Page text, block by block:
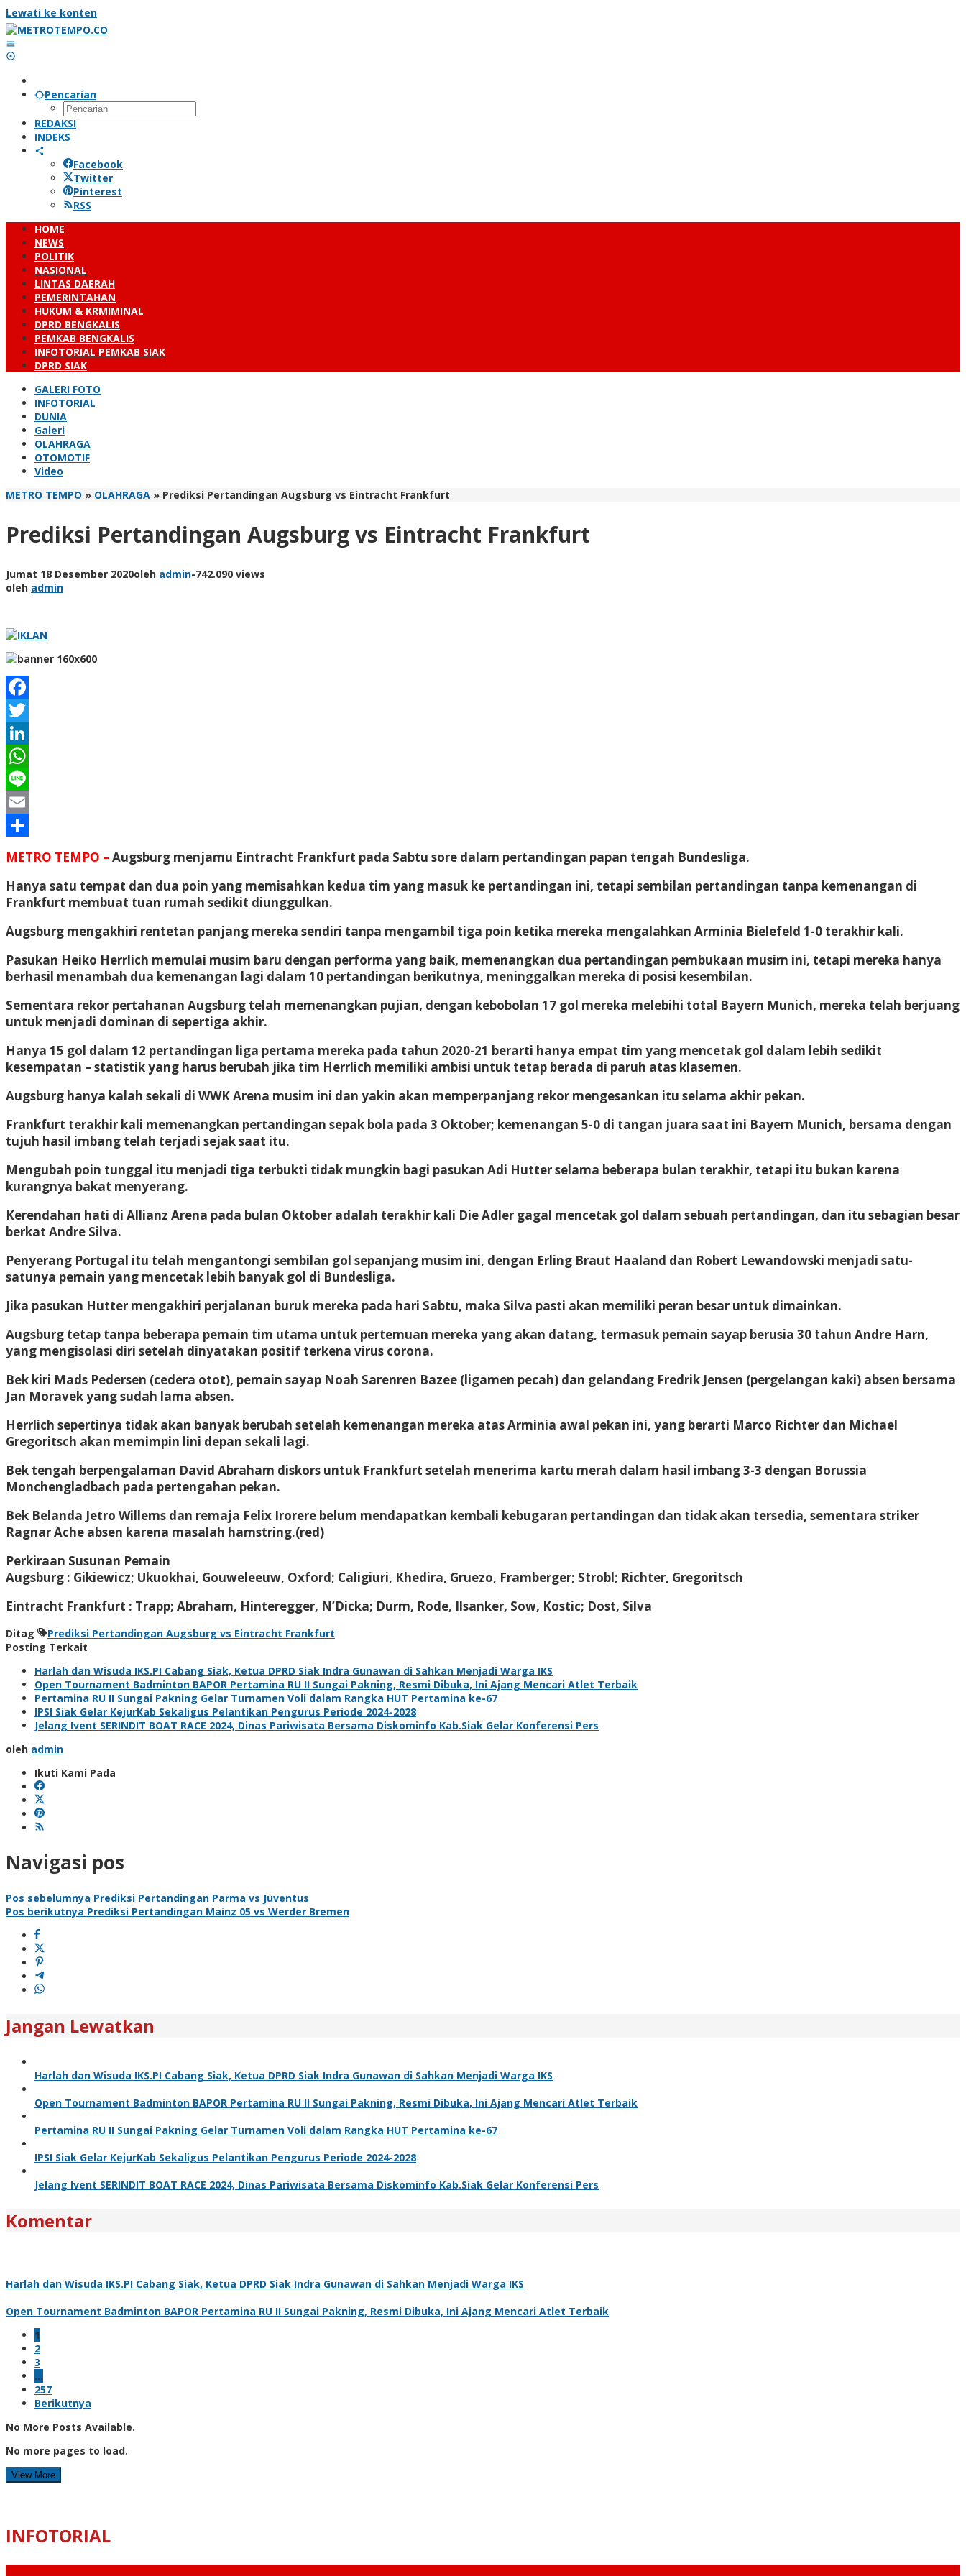
Lewati ke konten
Pencarian
REDAKSI
INDEKS
Facebook
Twitter
Pinterest
RSS
HOME
NEWS
POLITIK
NASIONAL
LINTAS DAERAH
PEMERINTAHAN
HUKUM & KRMIMINAL
DPRD BENGKALIS
PEMKAB BENGKALIS
INFOTORIAL PEMKAB SIAK
DPRD SIAK
GALERI FOTO
INFOTORIAL
DUNIA
Galeri
OLAHRAGA
OTOMOTIF
Video
METRO TEMPO » OLAHRAGA » Prediksi Pertandingan Augsburg vs Eintracht Frankfurt
Prediksi Pertandingan Augsburg vs Eintracht Frankfurt
Jumat 18 Desember 2020oleh admin-742.090 views
oleh admin
Facebook
Twitter
LinkedIn
WhatsApp
Line
Email
METRO TEMPO – Augsburg menjamu Eintracht Frankfurt pada Sabtu sore dalam pertandingan papan tengah Bundesliga.
Hanya satu tempat dan dua poin yang memisahkan kedua tim yang masuk ke pertandingan ini, tetapi sembilan pertandingan tanpa kemenangan di
Frankfurt membuat tuan rumah sedikit diunggulkan.
Augsburg mengakhiri rentetan panjang mereka sendiri tanpa mengambil tiga poin ketika mereka mengalahkan Arminia Bielefeld 1-0 terakhir kali.
Pasukan Heiko Herrlich memulai musim baru dengan performa yang baik, memenangkan dua pertandingan pembukaan musim ini, tetapi mereka hanya
berhasil menambah dua kemenangan lagi dalam 10 pertandingan berikutnya, meninggalkan mereka di posisi kesembilan.
Sementara rekor pertahanan Augsburg telah memenangkan pujian, dengan kebobolan 17 gol mereka melebihi total Bayern Munich, mereka telah berjuang
untuk menjadi dominan di sepertiga akhir.
Hanya 15 gol dalam 12 pertandingan liga pertama mereka pada tahun 2020-21 berarti hanya empat tim yang mencetak gol dalam lebih sedikit
kesempatan – statistik yang harus berubah jika tim Herrlich memiliki ambisi untuk tetap berada di paruh atas klasemen.
Augsburg hanya kalah sekali di WWK Arena musim ini dan yakin akan memperpanjang rekor mengesankan itu selama akhir pekan.
Frankfurt terakhir kali memenangkan pertandingan sepak bola pada 3 Oktober; kemenangan 5-0 di tangan juara saat ini Bayern Munich, bersama dengan
tujuh hasil imbang telah terjadi sejak saat itu.
Mengubah poin tunggal itu menjadi tiga terbukti tidak mungkin bagi pasukan Adi Hutter selama beberapa bulan terakhir, tetapi itu bukan karena
kurangnya bakat menyerang.
Kerendahan hati di Allianz Arena pada bulan Oktober adalah terakhir kali Die Adler gagal mencetak gol dalam sebuah pertandingan, dan itu sebagian besar
berkat Andre Silva.
Penyerang Portugal itu telah mengantongi sembilan gol sepanjang musim ini, dengan Erling Braut Haaland dan Robert Lewandowski menjadi satu-
satunya pemain yang mencetak lebih banyak gol di Bundesliga.
Jika pasukan Hutter mengakhiri perjalanan buruk mereka pada hari Sabtu, maka Silva pasti akan memiliki peran besar untuk dimainkan.
Augsburg tetap tanpa beberapa pemain tim utama untuk pertemuan mereka yang akan datang, termasuk pemain sayap berusia 30 tahun Andre Harn,
yang mengisolasi diri setelah dinyatakan positif terkena virus corona.
Bek kiri Mads Pedersen (cedera otot), pemain sayap Noah Sarenren Bazee (ligamen pecah) dan gelandang Fredrik Jensen (pergelangan kaki) absen bersama
Jan Moravek yang sudah lama absen.
Herrlich sepertinya tidak akan banyak berubah setelah kemenangan mereka atas Arminia awal pekan ini, yang berarti Marco Richter dan Michael
Gregoritsch akan memimpin lini depan sekali lagi.
Bek tengah berpengalaman David Abraham diskors untuk Frankfurt setelah menerima kartu merah dalam hasil imbang 3-3 dengan Borussia
Monchengladbach pada pertengahan pekan.
Bek Belanda Jetro Willems dan remaja Felix Irorere belum mendapatkan kembali kebugaran pertandingan dan tidak akan tersedia, sementara striker
Ragnar Ache absen karena masalah hamstring.(red)
Perkiraan Susunan Pemain
Augsburg : Gikiewicz; Ukuokhai, Gouweleeuw, Oxford; Caligiuri, Khedira, Gruezo, Framberger; Strobl; Richter, Gregoritsch
Eintracht Frankfurt : Trapp; Abraham, Hinteregger, N’Dicka; Durm, Rode, Ilsanker, Sow, Kostic; Dost, Silva
Ditag
Prediksi Pertandingan Augsburg vs Eintracht Frankfurt
Posting Terkait
Harlah dan Wisuda IKS.PI Cabang Siak, Ketua DPRD Siak Indra Gunawan di Sahkan Menjadi Warga IKS
Open Tournament Badminton BAPOR Pertamina RU II Sungai Pakning, Resmi Dibuka, Ini Ajang Mencari Atlet Terbaik
Pertamina RU II Sungai Pakning Gelar Turnamen Voli dalam Rangka HUT Pertamina ke-67
IPSI Siak Gelar KejurKab Sekaligus Pelantikan Pengurus Periode 2024-2028
Jelang Ivent SERINDIT BOAT RACE 2024, Dinas Pariwisata Bersama Diskominfo Kab.Siak Gelar Konferensi Pers
oleh admin
Ikuti Kami Pada
Navigasi pos
Pos sebelumnya Prediksi Pertandingan Parma vs Juventus
Pos berikutnya Prediksi Pertandingan Mainz 05 vs Werder Bremen
Jangan Lewatkan
Harlah dan Wisuda IKS.PI Cabang Siak, Ketua DPRD Siak Indra Gunawan di Sahkan Menjadi Warga IKS
Open Tournament Badminton BAPOR Pertamina RU II Sungai Pakning, Resmi Dibuka, Ini Ajang Mencari Atlet Terbaik
Pertamina RU II Sungai Pakning Gelar Turnamen Voli dalam Rangka HUT Pertamina ke-67
IPSI Siak Gelar KejurKab Sekaligus Pelantikan Pengurus Periode 2024-2028
Jelang Ivent SERINDIT BOAT RACE 2024, Dinas Pariwisata Bersama Diskominfo Kab.Siak Gelar Konferensi Pers
Komentar
Harlah dan Wisuda IKS.PI Cabang Siak, Ketua DPRD Siak Indra Gunawan di Sahkan Menjadi Warga IKS
Open Tournament Badminton BAPOR Pertamina RU II Sungai Pakning, Resmi Dibuka, Ini Ajang Mencari Atlet Terbaik
1
2
3
…
257
Berikutnya
No More Posts Available.
No more pages to load.
View More
INFOTORIAL